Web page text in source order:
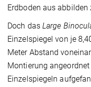
Erdboden aus abbilden
Doch das Large
Einzelspiegel von je
Meter Abstand
Montierung
Einzelspiegeln